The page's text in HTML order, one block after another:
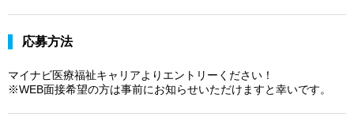
応募方法
マイナビ医療福祉キャリアよりエントリーください！
※WEB面接希望の方は事前にお知らせいただけますと幸いです。